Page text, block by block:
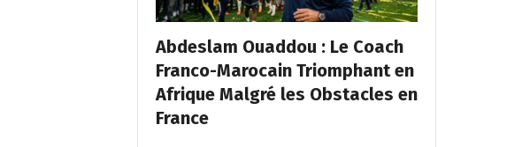
Abdeslam Ouaddou : Le Coach
Franco-Marocain Triomphant en
Afrique Malgré les Obstacles en
France